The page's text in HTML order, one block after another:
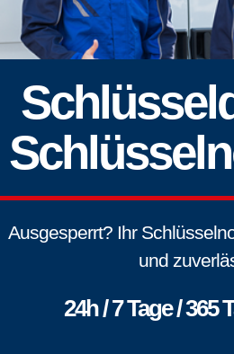
Ausgesperrt? Ihr
und
24h / 7 Tage / 365